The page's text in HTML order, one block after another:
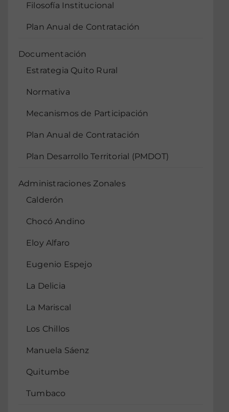
Filosofía Institucional
Plan Anual de Contratación
Documentación
Estrategia Quito Rural
Normativa
Mecanismos de Participación
Plan Anual de Contratación
Plan Desarrollo Territorial (PMDOT)
Administraciones Zonales
Calderón
Chocó Andino
Eloy Alfaro
Eugenio Espejo
La Delicia
La Mariscal
Los Chillos
Manuela Sáenz
Quitumbe
Tumbaco